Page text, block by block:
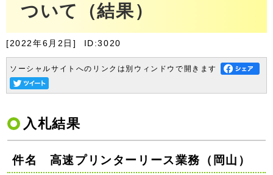
ついて（結果）
[2022年6月2日] ID:3020
ソーシャルサイトへのリンクは別ウィンドウで開きます
入札結果
件名 高速プリンターリース業務（岡山）